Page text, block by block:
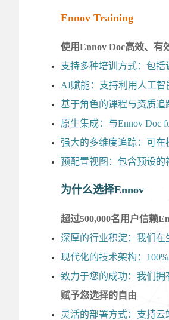
Ennov Training
使用Ennov Doc高效、有
支持多种培训方式：包括
AI赋能：支持利用人工智
基于角色的课程与资质追
原生集成：与Ennov Doc
强大的多维度追踪：可在
预配置视图：包含预设的
为什么选择Ennov
超过500,000名用户信赖
深厚的行业积淀：我们
现代化的技术架构：
致力于您的成功：我们拥
赋予您选择的自由
灵活的部署方式：支持云